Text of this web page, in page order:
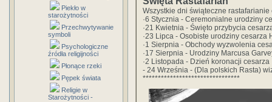
Piekło w
starożytności
Przechwytywanie
symboli
Psychologiczne
źródła religijności
Płonące rzeki
Pępek świata
Religie w
Starożytności -
Wszystkie dni świąteczne
·6 Stycznia - Ceremonialne urodziny
·21 Kwietnia - Święto przybycia
·23 Lipca - Osobiste urodziny cesarza
·1 Sierpnia - Obchody wyzwolenia
·17 Sierpnia - Urodziny Marcusa
·2 Listopada - Dzień koronacji cesarza
- 24 Września - (Dla polskich Rasta)
********************************